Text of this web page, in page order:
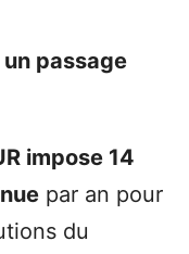
passage
impose 14
par an pour
du